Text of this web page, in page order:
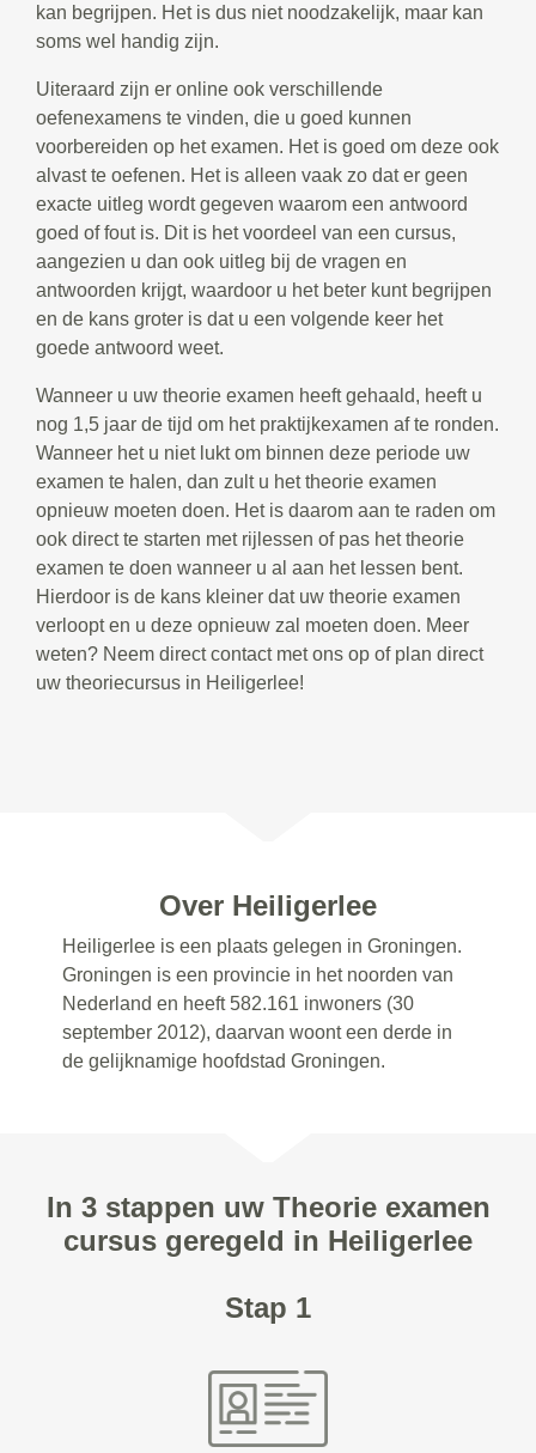
kan begrijpen. Het is dus niet noodzakelijk, maar kan
soms wel handig zijn.
Uiteraard zijn er online ook verschillende
oefenexamens te vinden, die u goed kunnen
voorbereiden op het examen. Het is goed om deze ook
alvast te oefenen. Het is alleen vaak zo dat er geen
exacte uitleg wordt gegeven waarom een antwoord
goed of fout is. Dit is het voordeel van een cursus,
aangezien u dan ook uitleg bij de vragen en
antwoorden krijgt, waardoor u het beter kunt begrijpen
en de kans groter is dat u een volgende keer het
goede antwoord weet.
Wanneer u uw theorie examen heeft gehaald, heeft u
nog 1,5 jaar de tijd om het praktijkexamen af te ronden.
Wanneer het u niet lukt om binnen deze periode uw
examen te halen, dan zult u het theorie examen
opnieuw moeten doen. Het is daarom aan te raden om
ook direct te starten met rijlessen of pas het theorie
examen te doen wanneer u al aan het lessen bent.
Hierdoor is de kans kleiner dat uw theorie examen
verloopt en u deze opnieuw zal moeten doen. Meer
weten? Neem direct contact met ons op of plan direct
uw theoriecursus in Heiligerlee!
Over Heiligerlee
Heiligerlee is een plaats gelegen in Groningen.
Groningen is een provincie in het noorden van
Nederland en heeft 582.161 inwoners (30
september 2012), daarvan woont een derde in
de gelijknamige hoofdstad Groningen.
In 3 stappen uw Theorie examen
cursus geregeld in Heiligerlee
Stap 1